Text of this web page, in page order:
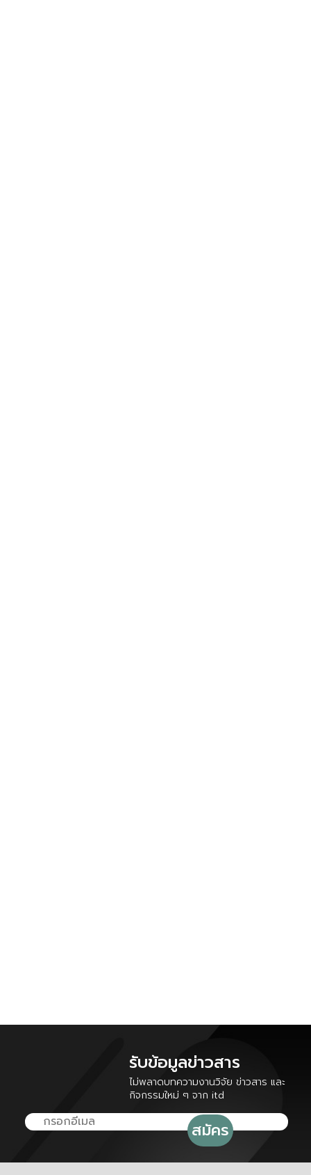
รับข้อมูลข่าวสาร
ไม่พลาดบทความงานวิจัย ข่าวสาร และ
กิจกรรมใหม่ ๆ จาก itd